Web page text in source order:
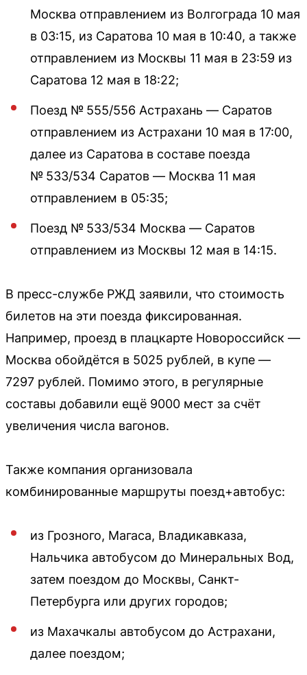
Москва отправлением из Волгограда 10 мая
в 03:15, из Саратова 10 мая в 10:40, а также
отправлением из Москвы 11 мая в 23:59 из
Саратова 12 мая в 18:22;
Поезд № 555/556 Астрахань — Саратов
отправлением из Астрахани 10 мая в 17:00,
далее из Саратова в составе поезда
№ 533/534 Саратов — Москва 11 мая
отправлением в 05:35;
Поезд № 533/534 Москва — Саратов
отправлением из Москвы 12 мая в 14:15.
В пресс-службе РЖД заявили, что стоимость
билетов на эти поезда фиксированная.
Например, проезд в плацкарте Новороссийск —
Москва обойдётся в 5025 рублей, в купе —
7297 рублей. Помимо этого, в регулярные
составы добавили ещё 9000 мест за счёт
увеличения числа вагонов.
Также компания организовала
комбинированные маршруты поезд+автобус:
из Грозного, Магаса, Владикавказа,
Нальчика автобусом до Минеральных Вод,
затем поездом до Москвы, Санкт-
Петербурга или других городов;
из Махачкалы автобусом до Астрахани,
далее поездом;